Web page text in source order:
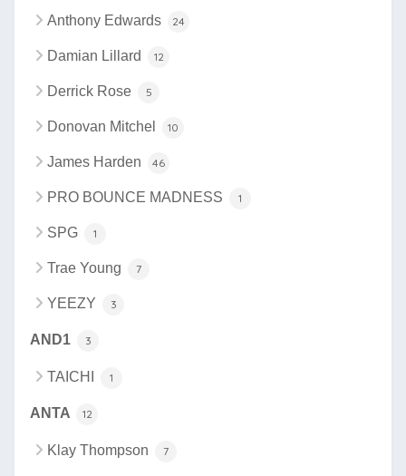
Anthony Edwards 24
Damian Lillard 12
Derrick Rose 5
Donovan Mitchel 10
James Harden 46
PRO BOUNCE MADNESS 1
SPG 1
Trae Young 7
YEEZY 3
AND1 3
TAICHI 1
ANTA 12
Klay Thompson 7